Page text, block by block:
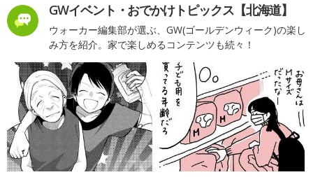
GWイベント・おでかけトピックス【北海道】
ウォーカー編集部が選ぶ、GW(ゴールデンウィーク)の楽し
み方を紹介。家で楽しめるコンテンツも続々！